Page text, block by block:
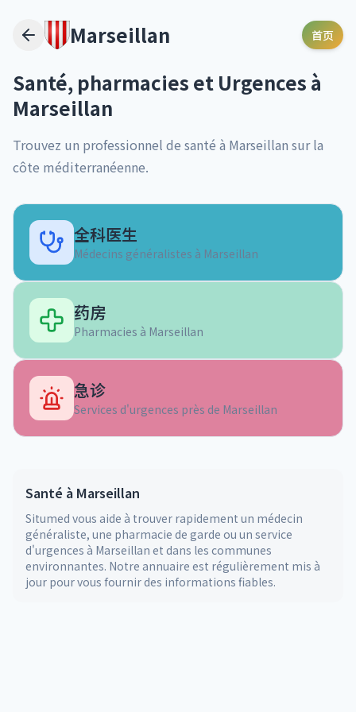
Marseillan 首页
Santé, pharmacies et Urgences à
Marseillan
Trouvez un professionnel de santé à Marseillan sur la
côte méditerranéenne.
全科医生
Médecins généralistes à Marseillan
药房
Pharmacies à Marseillan
急诊
Services d'urgences près de Marseillan
Santé à Marseillan
Situmed vous aide à trouver rapidement un médecin
généraliste, une pharmacie de garde ou un service
d'urgences à Marseillan et dans les communes
environnantes. Notre annuaire est régulièrement mis à
jour pour vous fournir des informations fiables.